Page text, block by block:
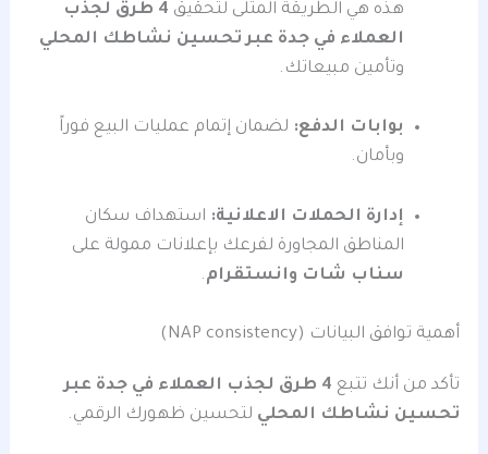
هذه هي الطريقة المثلى لتحقيق
4 طرق لجذب
العملاء في جدة عبر تحسين نشاطك المحلي
وتأمين مبيعاتك.
بوابات الدفع: لضمان إتمام عمليات البيع فوراً
وبأمان.
إدارة الحملات الاعلانية: استهداف سكان
المناطق المجاورة لفرعك بإعلانات ممولة على
سناب شات وانستقرام.
أهمية توافق البيانات (NAP consistency)
تأكد من أنك تتبع
4 طرق لجذب العملاء في جدة عبر
تحسين نشاطك المحلي لتحسين ظهورك الرقمي.